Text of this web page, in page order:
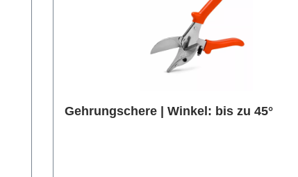
Gehrungschere | Winkel: bis zu 45°